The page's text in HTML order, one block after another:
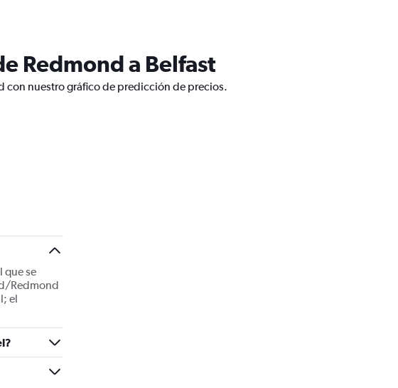
Redmond a Belfast
con nuestro gráfico de predicción de precios.
que se
Redmond
el